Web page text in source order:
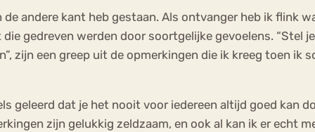
andere kant heb gestaan. Als ontvanger heb ik flink
gedreven werden door soortgelijke gevoelens. “Stel
zijn een greep uit de opmerkingen die ik kreeg toen ik
geleerd dat je het nooit voor iedereen altijd goed kan
zijn gelukkig zeldzaam, en ook al kan ik er echt